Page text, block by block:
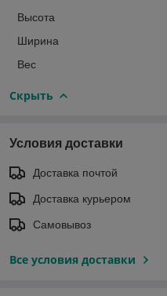
Высота
Ширина
Вес
Скрыть
Условия доставки
Доставка почтой
Доставка курьером
Самовывоз
Все условия доставки